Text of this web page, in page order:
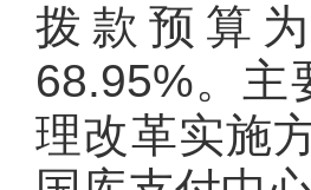
拨款预算
68.95%。主
理改革实施